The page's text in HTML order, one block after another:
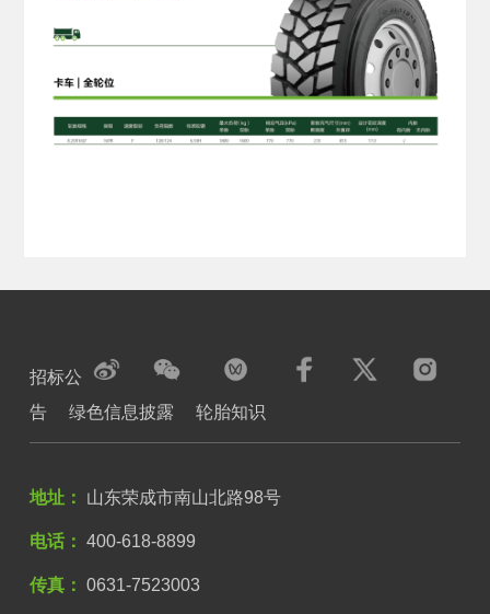
招标公
告
绿色信息披露 轮胎知识
地址： 山东荣成市南山北路98号
电话： 400-618-8899
传真： 0631-7523003